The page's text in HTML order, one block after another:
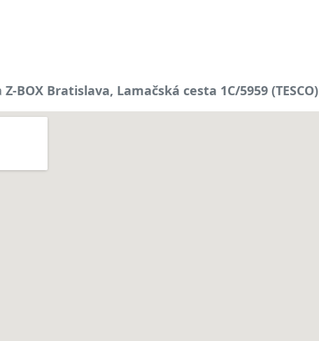
Z-BOX Bratislava, Lamačská cesta 1C/5959 (TESCO)